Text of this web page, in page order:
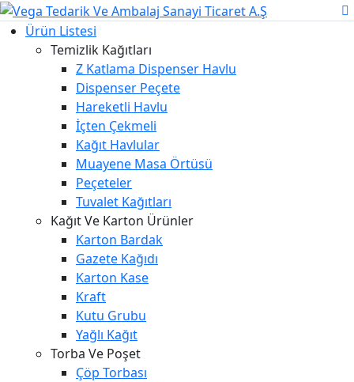
Ürün Listesi
Temizlik Kağıtları
Z Katlama Dispenser Havlu
Dispenser Peçete
Hareketli Havlu
İçten Çekmeli
Kağıt Havlular
Muayene Masa Örtüsü
Peçeteler
Tuvalet Kağıtları
Kağıt Ve Karton Ürünler
Karton Bardak
Gazete Kağıdı
Karton Kase
Kraft
Kutu Grubu
Yağlı Kağıt
Torba Ve Poşet
Çöp Torbası